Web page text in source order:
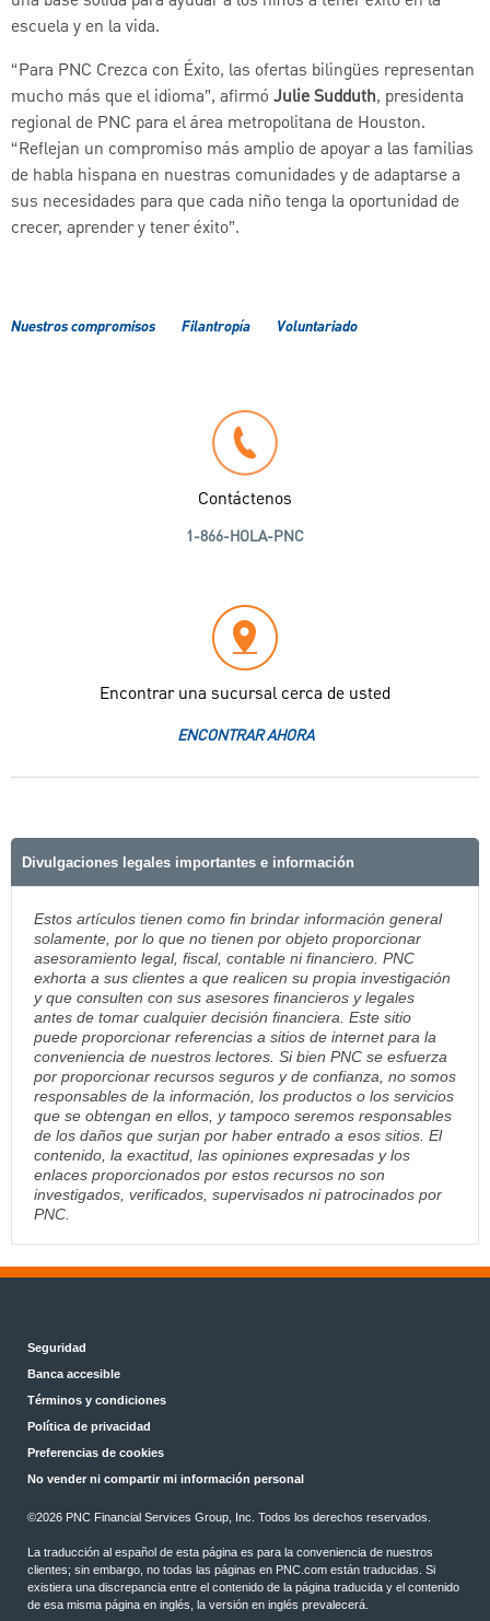
escuela y en la vida.
“Para PNC Crezca con Éxito, las ofertas bilingües representan
mucho más que el idioma”, afirmó Julie Sudduth, presidenta
regional de PNC para el área metropolitana de Houston.
“Reflejan un compromiso más amplio de apoyar a las familias
de habla hispana en nuestras comunidades y de adaptarse a
sus necesidades para que cada niño tenga la oportunidad de
crecer, aprender y tener éxito”.
Nuestros compromisos Filantropía Voluntariado
Contáctenos
1-866-HOLA-PNC
Encontrar una sucursal cerca de usted
ENCONTRAR AHORA
Divulgaciones legales importantes e información
Estos artículos tienen como fin brindar información general
solamente, por lo que no tienen por objeto proporcionar
asesoramiento legal, fiscal, contable ni financiero. PNC
exhorta a sus clientes a que realicen su propia investigación
y que consulten con sus asesores financieros y legales
antes de tomar cualquier decisión financiera. Este sitio
puede proporcionar referencias a sitios de internet para la
conveniencia de nuestros lectores. Si bien PNC se esfuerza
por proporcionar recursos seguros y de confianza, no somos
responsables de la información, los productos o los servicios
que se obtengan en ellos, y tampoco seremos responsables
de los daños que surjan por haber entrado a esos sitios. El
contenido, la exactitud, las opiniones expresadas y los
enlaces proporcionados por estos recursos no son
investigados, verificados, supervisados ni patrocinados por
PNC.
Seguridad
Banca accesible
Términos y condiciones
Política de privacidad
Preferencias de cookies
No vender ni compartir mi información personal
©2026 PNC Financial Services Group, Inc. Todos los derechos reservados.
La traducción al español de esta página es para la conveniencia de nuestros
clientes; sin embargo, no todas las páginas en PNC.com están traducidas. Si
existiera una discrepancia entre el contenido de la página traducida y el contenido
de esa misma página en inglés, la versión en inglés prevalecerá.